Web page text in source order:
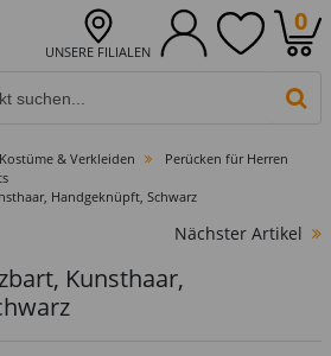
UNSERE FILIALEN
0
Kostüme & Verkleiden
Perücken für Herren
Handgeknüpft, Schwarz
Nächster Artikel
Kunsthaar,